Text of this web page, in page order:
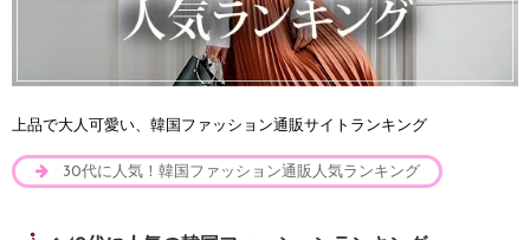
上品で大人可愛い、韓国ファッション通販サイトランキング
30代に人気！韓国ファッション通販人気ランキング